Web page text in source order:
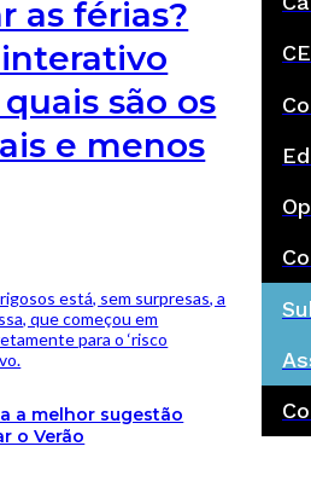
as férias?
são os
e menos
está, sem surpresas, a
que começou em
para o ‘risco
a melhor sugestão
o Verão